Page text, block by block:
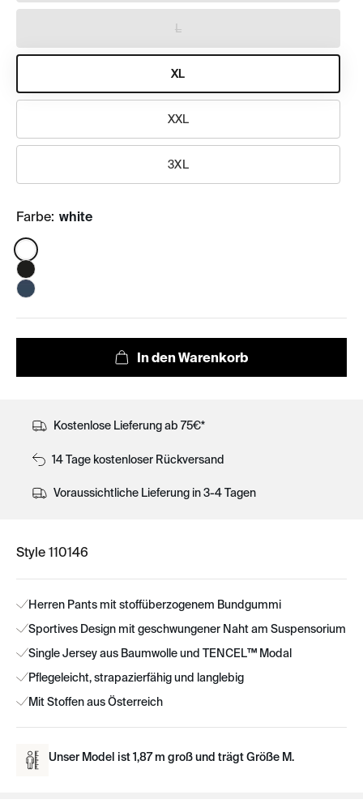
L
XL
XXL
3XL
Farbe: white
Color:
Kostenlose Lieferung ab 75€*
14 Tage kostenloser Rückversand
Voraussichtliche Lieferung in 3-4 Tagen
Style 110146
Herren Pants mit stoffüberzogenem Bundgummi
Sportives Design mit geschwungener Naht am Suspensorium
Single Jersey aus Baumwolle und TENCEL™ Modal
Pflegeleicht, strapazierfähig und langlebig
Mit Stoffen aus Österreich
Unser Model ist 1,87 m groß und trägt Größe M.